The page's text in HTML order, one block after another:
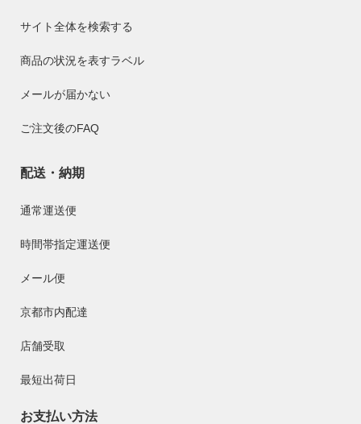
サイト全体を検索する
商品の状況を表すラベル
メールが届かない
ご注文後のFAQ
配送・納期
通常運送便
時間帯指定運送便
メール便
京都市内配達
店舗受取
最短出荷日
お支払い方法